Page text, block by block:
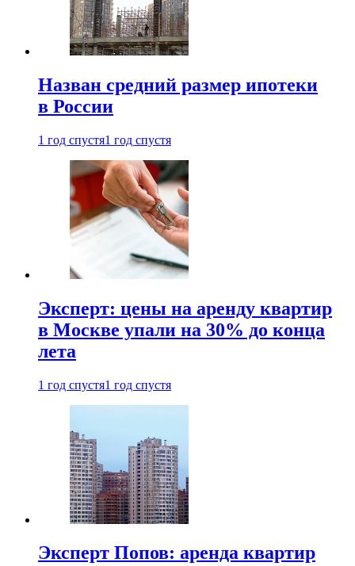
Назван средний размер ипотеки
в России
1 год спустя1 год спустя
Эксперт: цены на аренду квартир
в Москве упали на 30% до конца
лета
1 год спустя1 год спустя
Эксперт Попов: аренда квартир